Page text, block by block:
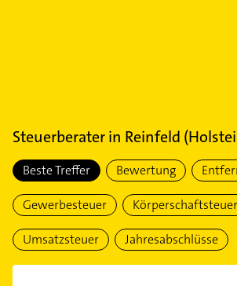
Steuerberaterin Reinfeld
Beste Treffer Bewertung
Gewerbesteuer Körperschaftsteuer
Umsatzsteuer Jahresabschlüsse